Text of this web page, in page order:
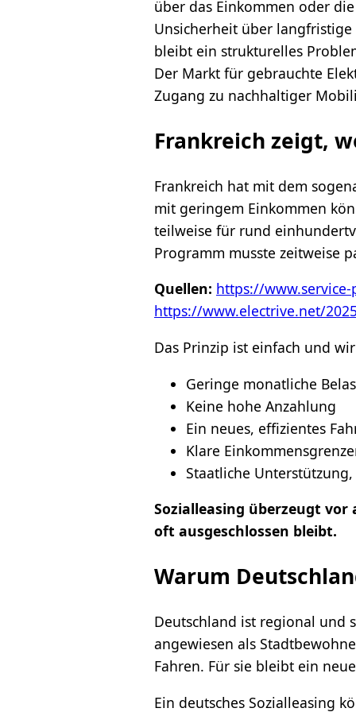
über das Einkommen oder
Unsicherheit über
bleibt ein strukturelles
Der Markt für gebrauchte
Zugang zu nachhaltiger
Frankreich zeigt,
Frankreich hat mit dem
mit geringem Einkommen
teilweise für rund
Programm musste zeitweise
Quellen: https://
https://www.electrive.net/
Das Prinzip ist einfach und
Geringe monatliche
Keine hohe Anzahlung
Ein neues, effizientes
Klare
Staatliche
Sozialleasing überzeugt vor
oft ausgeschlossen bleibt.
Warum
Deutschland ist regional und
angewiesen als
Fahren. Für sie bleibt ein
Ein deutsches Sozialleasing